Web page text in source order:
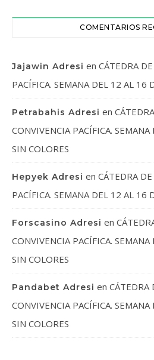
COMENTARIOS
Jajawin Adresi en CÁTEDRA
PACÍFICA. SEMANA DEL 12 AL 16
Petrabahis Adresi en
CONVIVENCIA PACÍFICA.
SIN COLORES
Hepyek Adresi en CÁTEDRA
PACÍFICA. SEMANA DEL 12 AL 16
Forscasino Adresi en
CONVIVENCIA PACÍFICA.
SIN COLORES
Pandabet Adresi en CÁTEDRA
CONVIVENCIA PACÍFICA.
SIN COLORES